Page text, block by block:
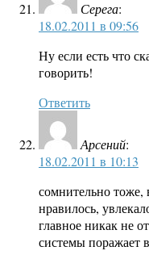
Серега:
18.02.2011 в 09:56
Ну если есть что
говорить!
Ответить
Арсений:
18.02.2011 в 10:13
сомнительно тоже,
нравилось,
главное никак не
системы поражает